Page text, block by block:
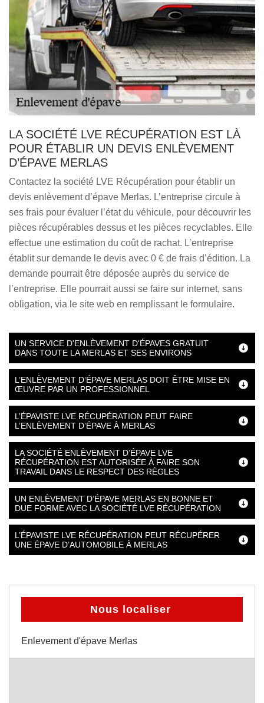
LA SOCIÉTÉ LVE RÉCUPÉRATION EST LÀ
POUR ÉTABLIR UN DEVIS ENLÈVEMENT
D’ÉPAVE MERLAS
Contactez la société LVE Récupération pour établir un
devis enlèvement d’épave Merlas. L’entreprise circule à
ses frais pour évaluer l’état du véhicule, pour découvrir les
pièces récupérables dessus et les pièces recyclables. Elle
effectue une estimation du coût de rachat. L’entreprise
établit sur demande le devis avec 0 € de frais d’édition. La
demande pourrait être déposée auprès du service de
l’entreprise. Elle pourrait aussi se faire sur internet, sans
obligation, via le site web en remplissant le formulaire.
UN SERVICE D'ENLÈVEMENT D'ÉPAVES GRATUIT
DANS TOUTE LA MERLAS ET SES ENVIRONS
L’ENLÈVEMENT D’ÉPAVE MERLAS DOIT ÊTRE MISE EN
ŒUVRE PAR UN PROFESSIONNEL
L’ÉPAVISTE LVE RÉCUPÉRATION PEUT FAIRE
L’ENLÈVEMENT D’ÉPAVE À MERLAS
LA SOCIÉTÉ ENLÈVEMENT D’ÉPAVE LVE
RÉCUPÉRATION EST AUTORISÉE À FAIRE SON
TRAVAIL DANS LE RESPECT DES RÈGLES
UN ENLÈVEMENT D’ÉPAVE MERLAS EN BONNE ET
DUE FORME AVEC LA SOCIÉTÉ LVE RÉCUPÉRATION
L’ÉPAVISTE LVE RÉCUPÉRATION PEUT RÉCUPÉRER
UNE ÉPAVE D’AUTOMOBILE À MERLAS
Nous localiser
Enlevement d'épave Merlas